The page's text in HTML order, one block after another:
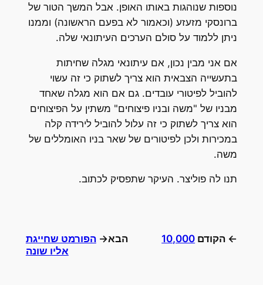
נוספות שנוהגות באותו האופן. אבל המשך הטור של
ברונסקי מזעזע (וכאמור לא בפעם הראשונה) וממנו
ניתן ללמוד על סולם הערכים העיתונאי שלה.
אם אני מבין נכון, אם עיתונאי מגלה שחיתות
בתעשייה הצבאית הוא צריך לשתוק כי זה עשוי
להוביל לפיטורי עובדים. גם אם הוא מגלה שאחד
מבניו של "משה ובניו פיצוחים" משתין על הפיצוחים
הוא צריך לשתוק כי זה עלול להוביל לירידה קלה
במכירות ולכן לפיטורים של שאר בניו האומללים של
משה.
תנו לה פוליצר. העיקר שתפסיק לכתוב.
← הקודם 10,000 הבא→ הפורמט שחייגת
אליו שונה